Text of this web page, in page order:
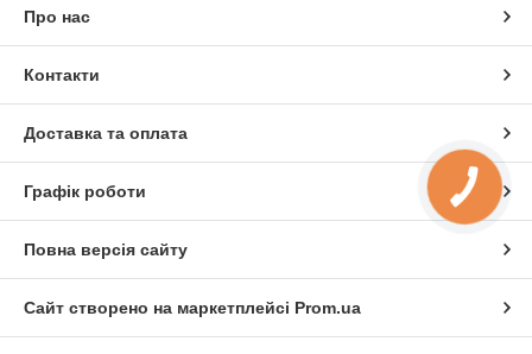
Про нас
Контакти
Доставка та оплата
Графік роботи
Повна версія сайту
Сайт створено на маркетплейсі Prom.ua